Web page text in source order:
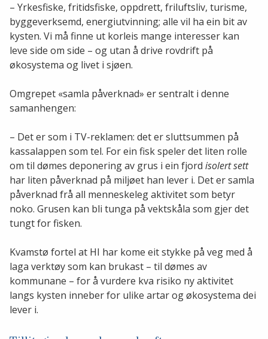
– Yrkesfiske, fritidsfiske, oppdrett, friluftsliv, turisme,
byggeverksemd, energiutvinning; alle vil ha ein bit av
kysten. Vi må finne ut korleis mange interesser kan
leve side om side – og utan å drive rovdrift på
økosystema og livet i sjøen.
Omgrepet «samla påverknad» er sentralt i denne
samanhengen:
– Det er som i TV-reklamen: det er sluttsummen på
kassalappen som tel. For ein fisk speler det liten rolle
om til dømes deponering av grus i ein fjord isolert sett
har liten påverknad på miljøet han lever i. Det er samla
påverknad frå all menneskeleg aktivitet som betyr
noko. Grusen kan bli tunga på vektskåla som gjer det
tungt for fisken.
Kvamstø fortel at HI har kome eit stykke på veg med å
laga verktøy som kan brukast – til dømes av
kommunane – for å vurdere kva risiko ny aktivitet
langs kysten inneber for ulike artar og økosystema dei
lever i.